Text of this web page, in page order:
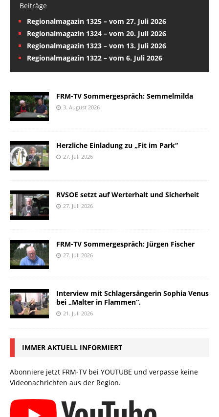
Beiträge
Regionalmagazin 1325 – vom 27. Juli 2026
Regionalmagazin 1324 – vom 20. Juli 2026
Regionalmagazin 1323 – vom 13. Juli 2026
Regionalmagazin 1322 – vom 6. Juli 2026
FRM-TV Sommergespräch: Semmelmilda
3. August 2026
Herzliche Einladung zu „Fit im Park“
27. Juli 2026
RVSOE setzt auf Werterhalt und Sicherheit
27. Juli 2026
FRM-TV Sommergespräch: Jürgen Fischer
27. Juli 2026
Interview mit Schlagersängerin Sophia Venus
bei „Malter in Flammen“.
21. Juli 2026
IMMER AKTUELL INFORMIERT
Abonniere jetzt FRM-TV bei YOUTUBE und verpasse keine
Videonachrichten aus der Region.